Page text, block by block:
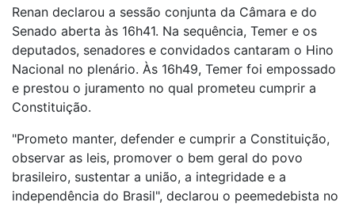
Renan declarou a sessão conjunta da Câmara e do
Senado aberta às 16h41. Na sequência, Temer e os
deputados, senadores e convidados cantaram o Hino
Nacional no plenário. Às 16h49, Temer foi empossado
e prestou o juramento no qual prometeu cumprir a
Constituição.
"Prometo manter, defender e cumprir a Constituição,
observar as leis, promover o bem geral do povo
brasileiro, sustentar a união, a integridade e a
independência do Brasil", declarou o peemedebista no